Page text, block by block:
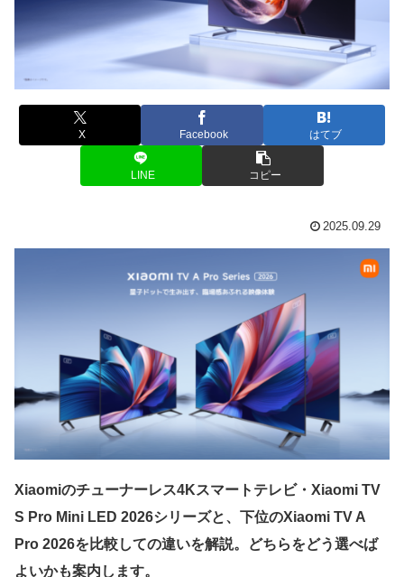
X Facebook はてブ
LINE コピー
2025.09.29
Xiaomiのチューナーレス4Kスマートテレビ・Xiaomi TV
S Pro Mini LED 2026シリーズと、下位のXiaomi TV A
Pro 2026を比較しての違いを解説。どちらをどう選べば
よいかも案内します。